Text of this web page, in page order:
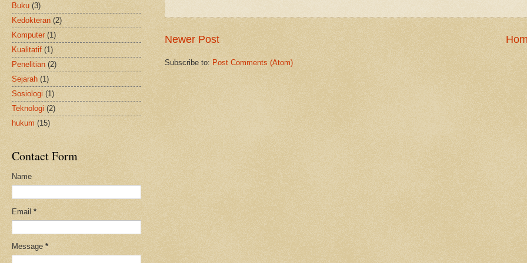
Newer Post
Subscribe to: Post Comments (Atom)
Buku (3)
Kedokteran (2)
Komputer (1)
Kualitatif (1)
Penelitian (2)
Sejarah (1)
Sosiologi (1)
Teknologi (2)
hukum (15)
Contact Form
Name
Email *
Message *